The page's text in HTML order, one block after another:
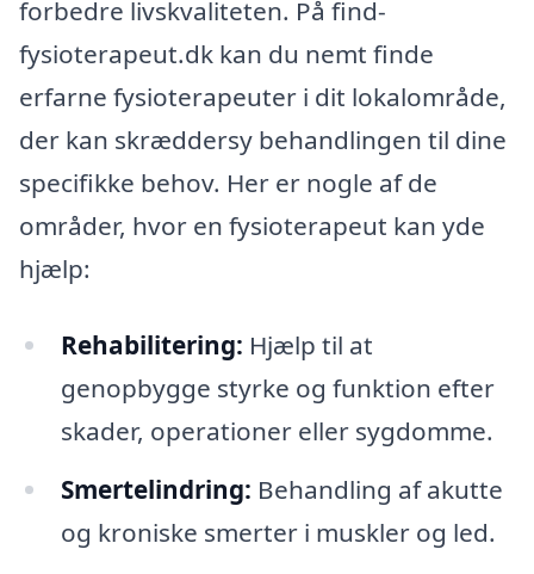
forbedre livskvaliteten. På find-
fysioterapeut.dk kan du nemt finde
erfarne fysioterapeuter i dit lokalområde,
der kan skræddersy behandlingen til dine
specifikke behov. Her er nogle af de
områder, hvor en fysioterapeut kan yde
hjælp:
Rehabilitering: Hjælp til at
genopbygge styrke og funktion efter
skader, operationer eller sygdomme.
Smertelindring: Behandling af akutte
og kroniske smerter i muskler og led.